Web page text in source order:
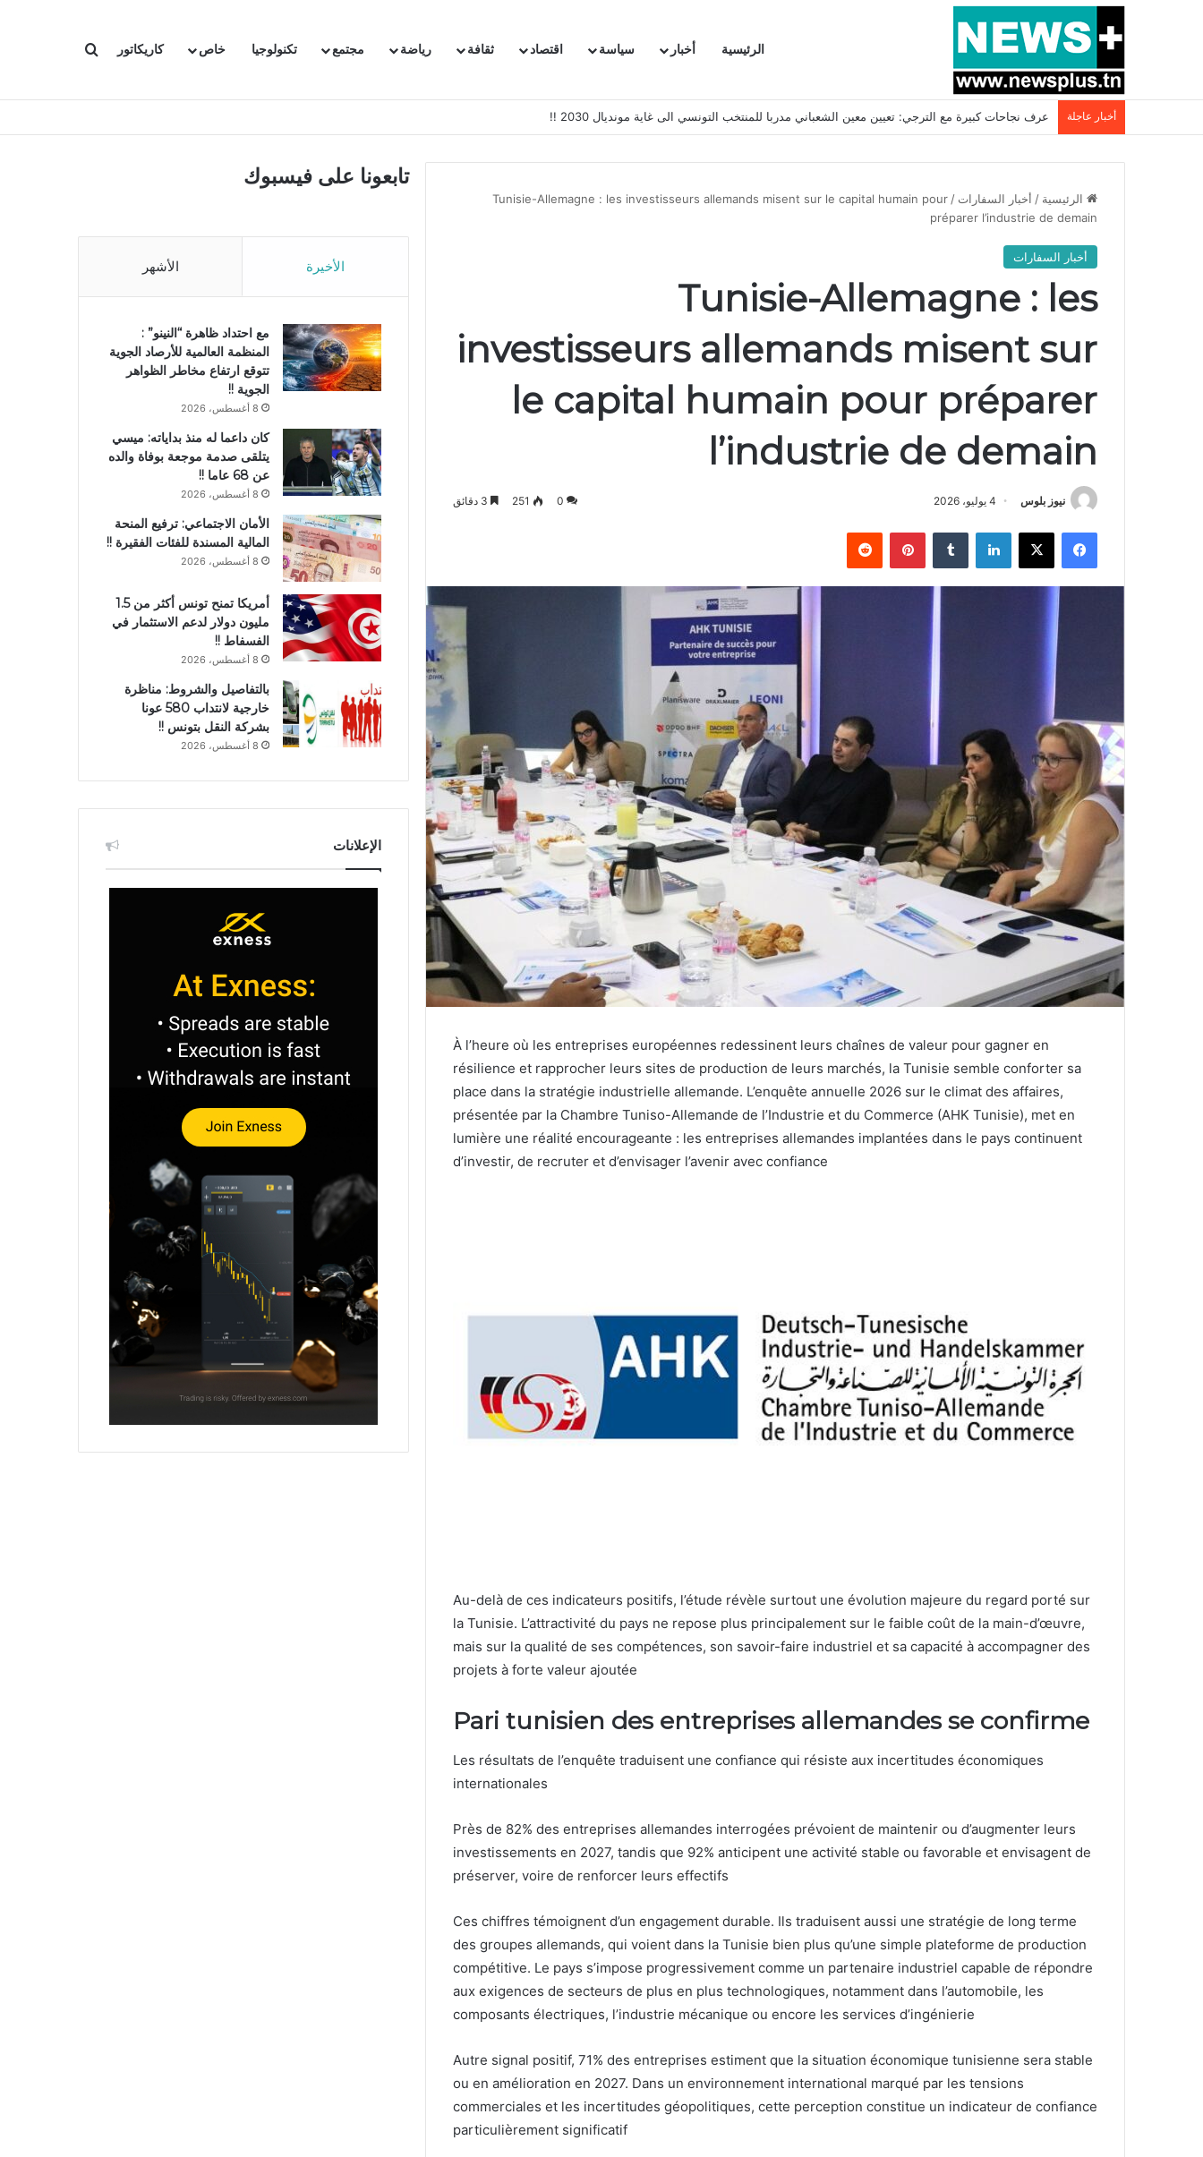
الرئيسية أخبار سياسة اقتصاد ثقافة رياضة مجتمع تكنولوجيا خاص كاريكاتور بحث عن
أخبار عاجلة بسبب المرزوقي وبتكليف من سعيّد: الخارجية تستدعي السفيرة الفرنسية بتونس وتبلغها احتجاجا شديد اللهجة !!
الرئيسية / أخبار السفارات /
Tunisie-Allemagne : les investisseurs allemands misent sur le capital humain pour
préparer l’industrie de demain
أخبار السفارات
Tunisie-Allemagne : les
investisseurs allemands misent sur
le capital humain pour préparer
l’industrie de demain
نيوز بلوس 4 يوليو، 2026 0
251
فيسبوك X لينكدإن بينتيريست
À l’heure où les entreprises européennes redessinent leurs chaînes de valeur pour gagner en
résilience et rapprocher leurs sites de production de leurs marchés, la Tunisie semble conforter sa
place dans la stratégie industrielle allemande. L’enquête annuelle 2026 sur le climat des affaires,
présentée par la Chambre Tuniso-Allemande de l’Industrie et du Commerce (AHK Tunisie), met en
lumière une réalité encourageante : les entreprises allemandes implantées dans le pays continuent
d’investir, de recruter et d’envisager l’avenir avec confiance
Au-delà de ces indicateurs positifs, l’étude révèle surtout une évolution majeure du regard porté sur
la Tunisie. L’attractivité du pays ne repose plus principalement sur le faible coût de la main-d’œuvre,
mais sur la qualité de ses compétences, son savoir-faire industriel et sa capacité à accompagner des
projets à forte valeur ajoutée
Pari tunisien des entreprises allemandes se confirme
Les résultats de l’enquête traduisent une confiance qui résiste aux incertitudes économiques
internationales
Près de 82% des entreprises allemandes interrogées prévoient de maintenir ou d’augmenter leurs
investissements en 2027, tandis que 92% anticipent une activité stable ou favorable et envisagent de
préserver, voire de renforcer leurs effectifs
Ces chiffres témoignent d’un engagement durable. Ils traduisent aussi une stratégie de long terme
des groupes allemands, qui voient dans la Tunisie bien plus qu’une simple plateforme de production
compétitive. Le pays s’impose progressivement comme un partenaire industriel capable de répondre
aux exigences de secteurs de plus en plus technologiques, notamment dans l’automobile, les
composants électriques, l’industrie mécanique ou encore les services d’ingénierie
Autre signal positif, 71% des entreprises estiment que la situation économique tunisienne sera stable
ou en amélioration en 2027. Dans un environnement international marqué par les tensions
commerciales et les incertitudes géopolitiques, cette perception constitue un indicateur de confiance
particulièrement significatif
تابعونا على فيسبوك
الأخيرة الأشهر
مع احتداد ظاهرة “النينو” :
المنظمة العالمية للأرصاد الجوية
تتوقع ارتفاع مخاطر الظواهر
الجوية !!
8 أغسطس، 2026
كان داعما له منذ بداياته: ميسي
يتلقى صدمة موجعة بوفاة والده
عن 68 عاما !!
8 أغسطس، 2026
الأمان الاجتماعي: ترفيع المنحة
المالية المسندة للفئات الفقيرة !!
8 أغسطس، 2026
أمريكا تمنح تونس أكثر من 1.5
مليون دولار لدعم الاستثمار في
الفسفاط !!
8 أغسطس، 2026
بالتفاصيل والشروط: مناظرة
خارجية لانتداب 580 عونا
بشركة النقل بتونس !!
8 أغسطس، 2026
الإعلانات